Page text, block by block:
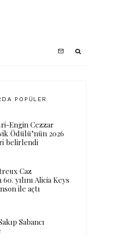
POPÜLER
Engin Cezzar
Ödülü’nün 2026
belirlendi
Caz
yılını Alicia Keys
ile açtı
Sabancı